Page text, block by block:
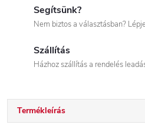
Segítsünk?
Nem biztos a választásban?
Szállítás
Házhoz szállítás a rendelés
Termékleírás